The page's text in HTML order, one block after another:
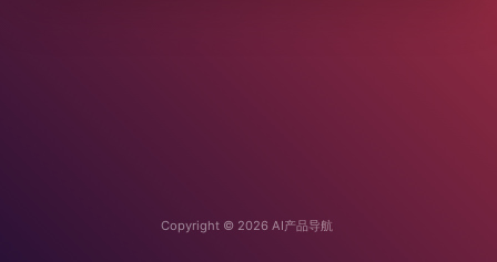
Copyright © 2026 AI产品导航